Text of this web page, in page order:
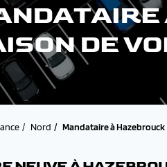
DE
Nord Mandataire à Hazebrouck